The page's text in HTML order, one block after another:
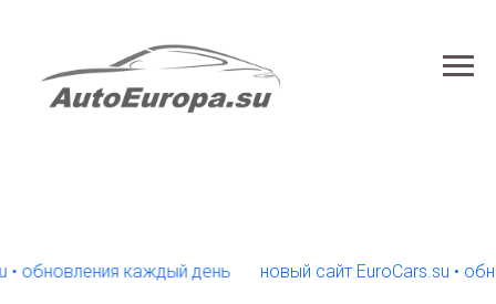
каждый день новый сайт EuroCars.su •